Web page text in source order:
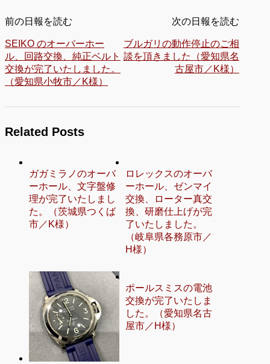
前の日報を読む
SEIKO のオーバーホー
ル、回路交換、純正ベルト
交換が完了いたしました。
（愛知県小牧市／K様）
次の日報を読む
ブルガリの動作停止のご相
談を頂きました（愛知県名
古屋市／K様）
Related Posts
ガガミラノのオーバ
ーホール、文字盤修
理が完了いたしまし
た。（茨城県つくば
市／K様）
ロレックスのオーバ
ーホール、ゼンマイ
交換、ローター真交
換、研磨仕上げが完
了いたしました。
（岐阜県各務原市／
H様）
ポールスミスの電池
交換が完了いたしま
した。（愛知県名古
屋市／H様）